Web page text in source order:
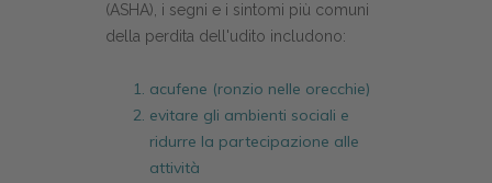
(ASHA), i segni e i sintomi più comuni
della perdita dell'udito includono:
acufene (ronzio nelle orecchie)
evitare gli ambienti sociali e
ridurre la partecipazione alle
attività